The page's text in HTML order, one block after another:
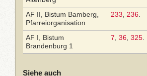
AF II, Bistum Bamberg,
Pfarreiorganisation
233 236
AF I, Bistum
Brandenburg 1
7 36 325
Siehe auch